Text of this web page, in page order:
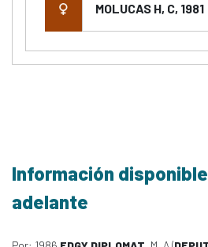
MOLUCAS H, C, 1981
Información
adelante